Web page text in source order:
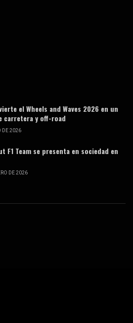
el Wheels and Waves 2026 en un
carretera y off-road
DE 2026
F1 Team se presenta en sociedad en
DE 2026